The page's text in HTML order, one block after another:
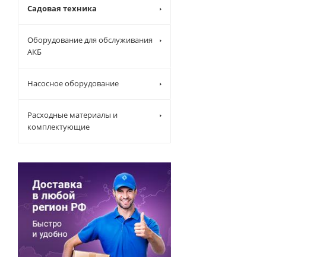
Садовая техника
Оборудование для обслуживания
АКБ
Насосное оборудование
Расходные материалы и
комплектующие